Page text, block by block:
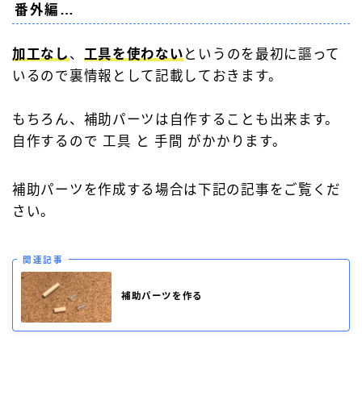
番外編…
加工なし 、 工具を使わない というのを最初に謳って
いるので裏情報として記載しておきます。
もちろん、補助パーツは自作することも出来ます。
自作するので 工具 と 手間 がかかります。
補助パーツを作成する場合は下記の記事をご覧くだ
さい。
関連記事
補助パーツを作る